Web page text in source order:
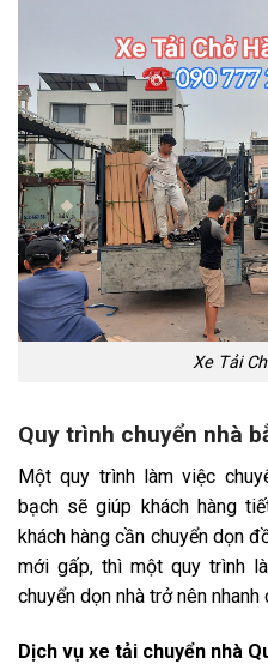
Xe Tải
Quy trình chuyển nhà
Một quy trình làm việc
bạch sẽ giúp khách hàng
khách hàng cần chuyển dọn
mới gấp, thì một quy trình
chuyển dọn nhà trở nên nhanh
Dịch vụ xe tải chuyển nhà